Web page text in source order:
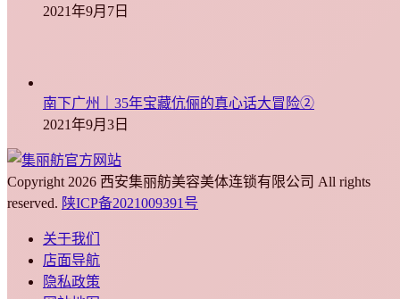
2021年9月7日
南下广州｜35年宝藏伉俪的真心话大冒险②
2021年9月3日
Copyright 2026 西安集丽舫美容美体连锁有限公司 All rights
reserved. 陕ICP备2021009391号
关于我们
店面导航
隐私政策